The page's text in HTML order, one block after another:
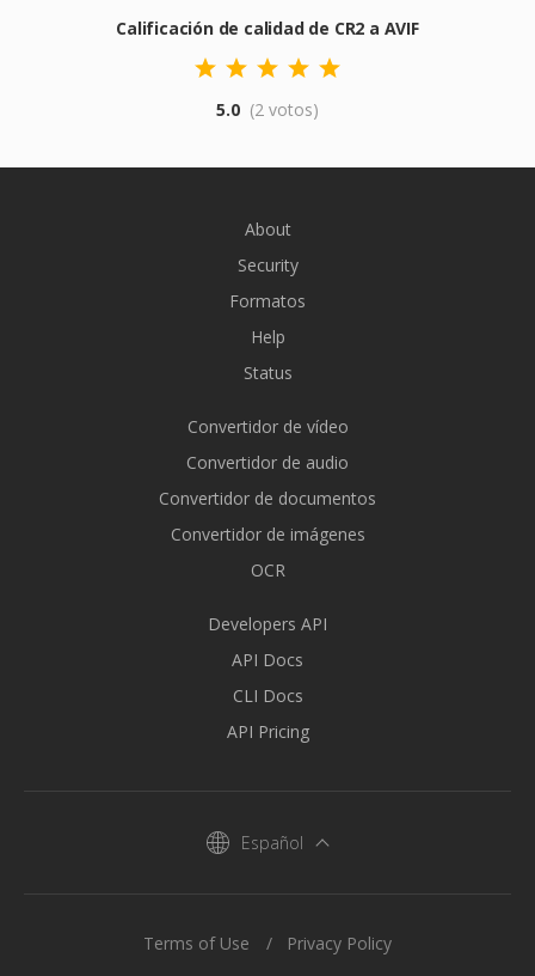
Calificación de calidad de CR2 a AVIF
5.0 (2 votos)
About
Security
Formatos
Help
Status
Convertidor de vídeo
Convertidor de audio
Convertidor de documentos
Convertidor de imágenes
OCR
Developers API
API Docs
CLI Docs
API Pricing
Español
Terms of Use Privacy Policy